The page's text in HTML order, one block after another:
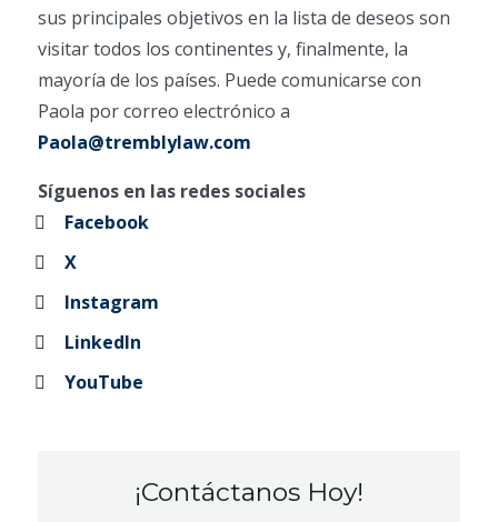
sus principales objetivos en la lista de deseos son
visitar todos los continentes y, finalmente, la
mayoría de los países. Puede comunicarse con
Paola por correo electrónico a
Paola@tremblylaw.com
Síguenos en las redes sociales
Facebook
X
Instagram
LinkedIn
YouTube
¡Contáctanos Hoy!